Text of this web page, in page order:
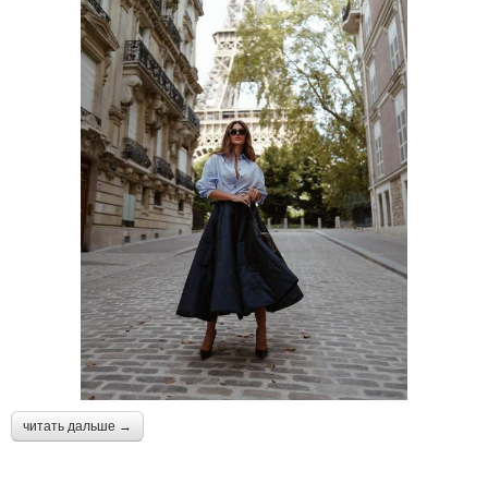
читать дальше →